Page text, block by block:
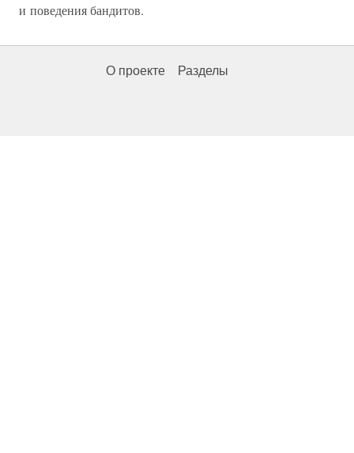
и поведения бандитов.
О проекте Разделы